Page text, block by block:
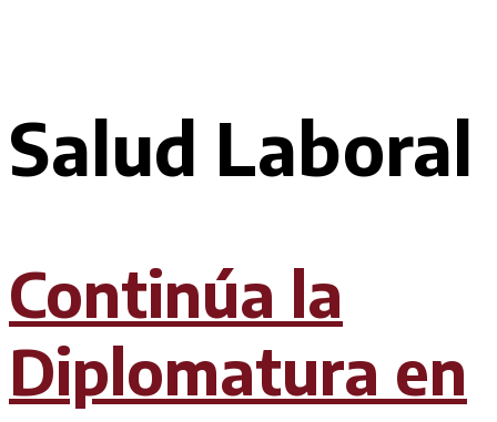
Salud Laboral
Continúa la
Diplomatura en